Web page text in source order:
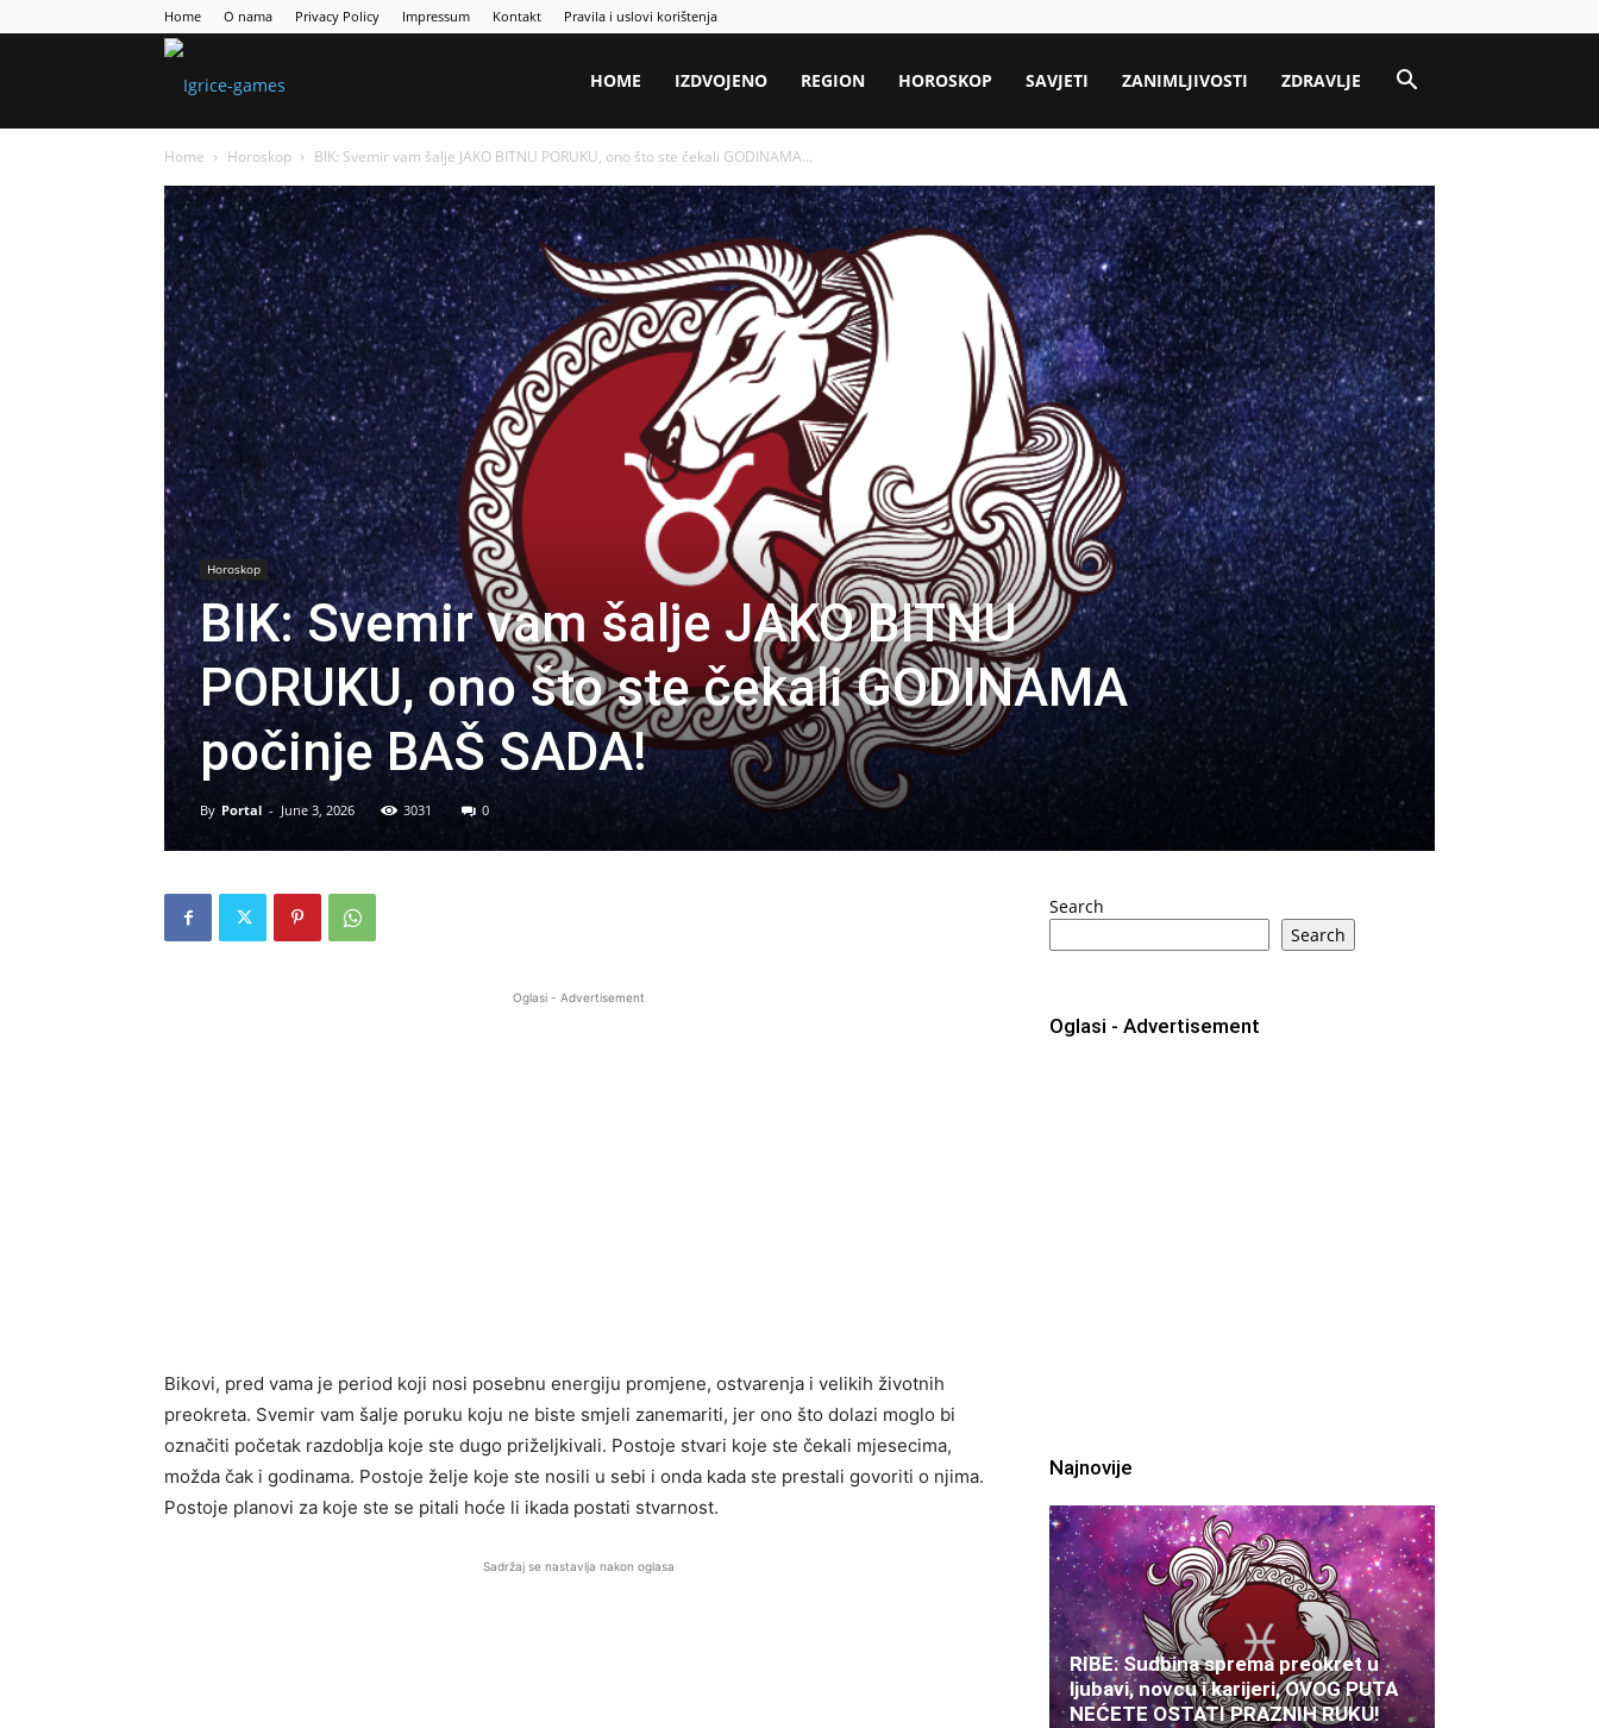
Home O nama Privacy Policy Impressum Kontakt Pravila i uslovi korištenja
HOME IZDVOJENO REGION HOROSKOP SAVJETI ZANIMLJIVOSTI ZDRAVLJE
Home Horoskop BIK: Svemir vam šalje JAKO BITNU PORUKU, ono što ste čekali GODINAMA...
Horoskop
BIK: Svemir vam šalje JAKO BITNU
PORUKU, ono što ste čekali GODINAMA
počinje BAŠ SADA!
By Portal - June 3, 2026 3031 0
Oglasi - Advertisement
Bikovi, pred vama je period koji nosi posebnu energiju promjene, ostvarenja i velikih životnih
preokreta. Svemir vam šalje poruku koju ne biste smjeli zanemariti, jer ono što dolazi moglo bi
označiti početak razdoblja koje ste dugo priželjkivali. Postoje stvari koje ste čekali mjesecima,
možda čak i godinama. Postoje želje koje ste nosili u sebi i onda kada ste prestali govoriti o njima.
Postoje planovi za koje ste se pitali hoće li ikada postati stvarnost.
Sadržaj se nastavlja nakon oglasa
Search
Search
Oglasi - Advertisement
Najnovije
RIBE: Sudbina sprema preokret u
ljubavi, novcu i karijeri, OVOG PUTA
NEĆETE OSTATI PRAZNIH RUKU!